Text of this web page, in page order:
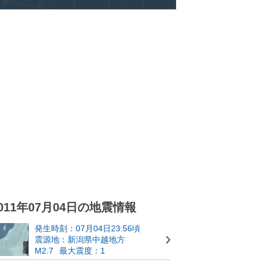
年07月04日の地震情報
発生時刻：07月04日23:56頃
震源地：新潟県中越地方
M2.7
最大震度：1